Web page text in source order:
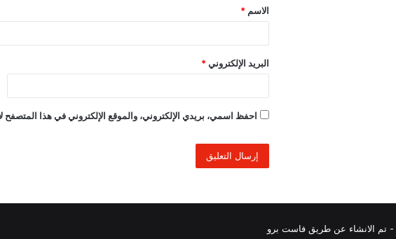
*
الاسم *
البريد الإلكتروني *
احفظ اسمي، بريدي الإلكتروني، والموقع الإلكتروني في هذا المتصفح